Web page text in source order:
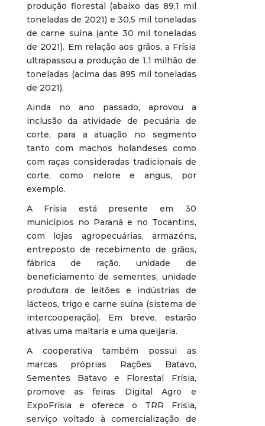
produção florestal (abaixo das 89,1 mil
toneladas de 2021) e 30,5 mil toneladas
de carne suína (ante 30 mil toneladas
de 2021). Em relação aos grãos, a Frísia
ultrapassou a produção de 1,1 milhão de
toneladas (acima das 895 mil toneladas
de 2021).
Ainda no ano passado, aprovou a
inclusão da atividade de pecuária de
corte, para a atuação no segmento
tanto com machos holandeses como
com raças consideradas tradicionais de
corte, como nelore e angus, por
exemplo.
A Frísia está presente em 30
municípios no Paraná e no Tocantins,
com lojas agropecuárias, armazéns,
entreposto de recebimento de grãos,
fábrica de ração, unidade de
beneficiamento de sementes, unidade
produtora de leitões e indústrias de
lácteos, trigo e carne suína (sistema de
intercooperação). Em breve, estarão
ativas uma maltaria e uma queijaria.
A cooperativa também possui as
marcas próprias Rações Batavo,
Sementes Batavo e Florestal Frísia,
promove as feiras Digital Agro e
ExpoFrísia e oferece o TRR Frísia,
serviço voltado à comercialização de